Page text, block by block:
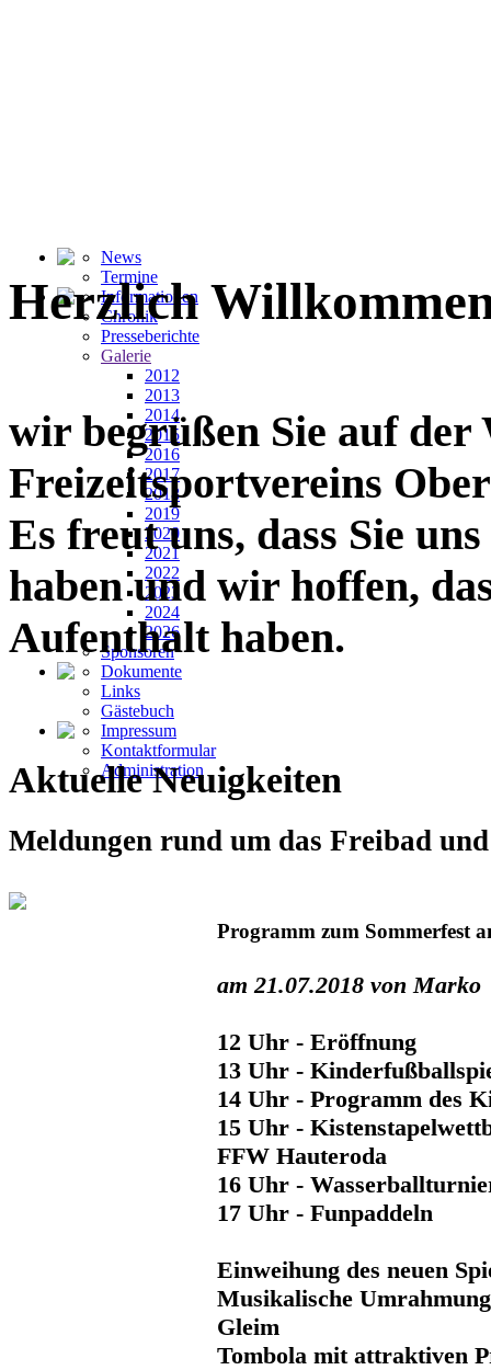
News
Termine
Informationen
Chronik
Presseberichte
Galerie
2012
2013
2014
2015
2016
2017
2018
2019
2020
2021
2022
2023
2024
2026
Sponsoren
Dokumente
Links
Gästebuch
Impressum
Kontaktformular
Administration
Herzlich
wir begrüßen Sie auf der
Freizeitsportvereins
Es freut uns, dass Sie
haben und wir hoffen,
Aufenthalt haben.
Aktuelle Neuigkeiten
Meldungen rund um das Freibad
Programm zum Sommerfest
am 21.07.2018 von Marko
12 Uhr - Eröffnung
13 Uhr -
14 Uhr - Programm des
15 Uhr -
FFW Hauteroda
16 Uhr -
17 Uhr - Funpaddeln
Einweihung des neuen
Musikalische
Gleim
Tombola mit attraktiven